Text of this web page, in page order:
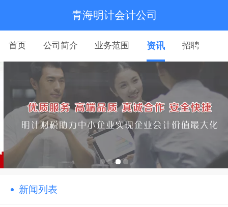
青海明计会计公司
首页 公司简介 业务范围 资讯 招聘
新闻列表